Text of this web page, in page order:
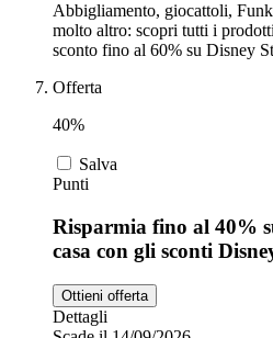
Abbigliamento, giocattoli,
molto altro: scopri tutti i
sconto fino al 60% su Disney
Offerta
40%
Salva
Punti
Risparmia fino al 40%
casa con gli sconti
Ottieni offerta
Dettagli